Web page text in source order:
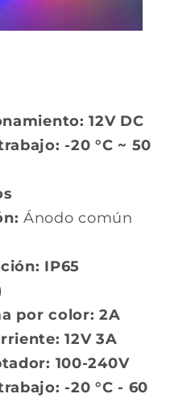
12V DC
-20 °C ~ 50
Ánodo común
IP65
por color: 2A
12V 3A
100-240V
-20 °C - 60